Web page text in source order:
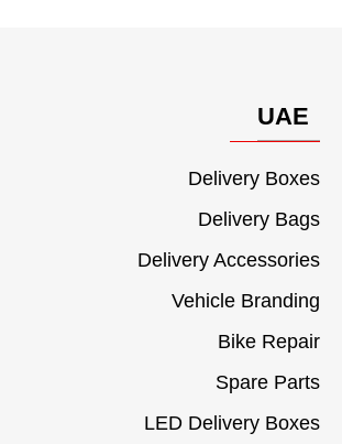
UAE
Delivery Boxes
Delivery Bags
Delivery Accessories
Vehicle Branding
Bike Repair
Spare Parts
LED Delivery Boxes